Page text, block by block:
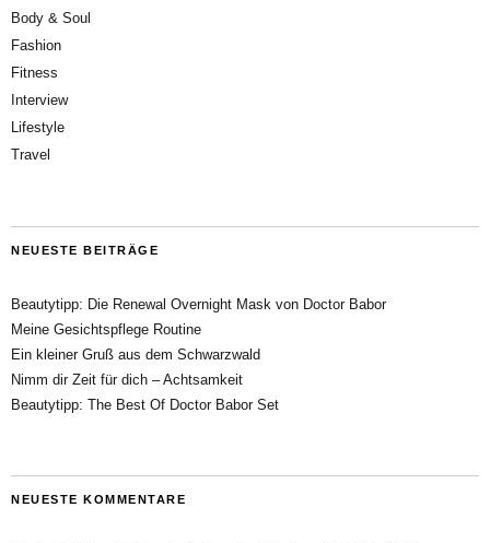
Body & Soul
Fashion
Fitness
Interview
Lifestyle
Travel
NEUESTE BEITRÄGE
Beautytipp: Die Renewal Overnight Mask von Doctor Babor
Meine Gesichtspflege Routine
Ein kleiner Gruß aus dem Schwarzwald
Nimm dir Zeit für dich – Achtsamkeit
Beautytipp: The Best Of Doctor Babor Set
NEUESTE KOMMENTARE